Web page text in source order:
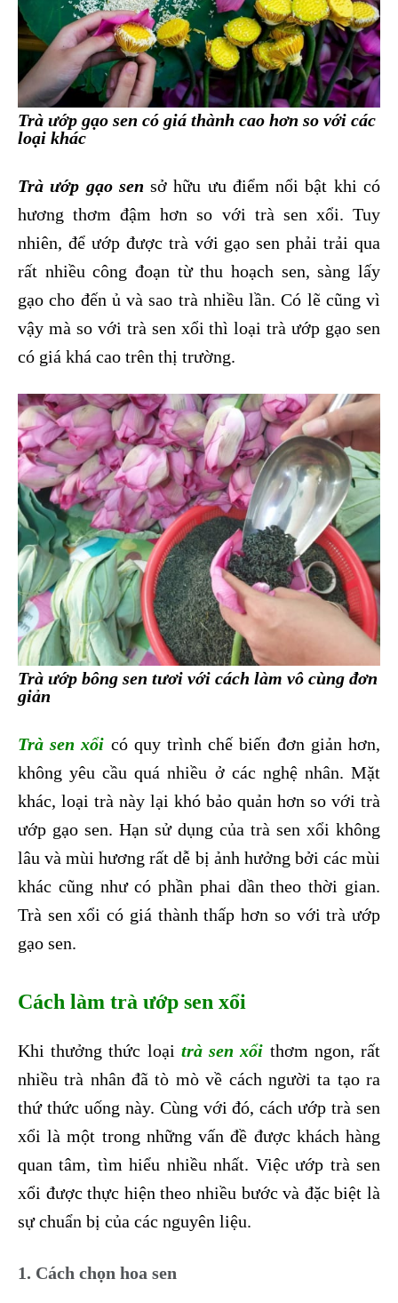
Trà ướp gạo sen có giá thành cao hơn so với các
loại khác
Trà ướp gạo sen sở hữu ưu điểm nổi bật khi có
hương thơm đậm hơn so với trà sen xổi. Tuy
nhiên, để ướp được trà với gạo sen phải trải qua
rất nhiều công đoạn từ thu hoạch sen, sàng lấy
gạo cho đến ủ và sao trà nhiều lần. Có lẽ cũng vì
vậy mà so với trà sen xổi thì loại trà ướp gạo sen
có giá khá cao trên thị trường.
Trà ướp bông sen tươi với cách làm vô cùng đơn
giản
Trà sen xổi có quy trình chế biến đơn giản hơn,
không yêu cầu quá nhiều ở các nghệ nhân. Mặt
khác, loại trà này lại khó bảo quản hơn so với trà
ướp gạo sen. Hạn sử dụng của trà sen xổi không
lâu và mùi hương rất dễ bị ảnh hưởng bởi các mùi
khác cũng như có phần phai dần theo thời gian.
Trà sen xổi có giá thành thấp hơn so với trà ướp
gạo sen.
Cách làm trà ướp sen xổi
Khi thưởng thức loại trà sen xổi thơm ngon, rất
nhiều trà nhân đã tò mò về cách người ta tạo ra
thứ thức uống này. Cùng với đó, cách ướp trà sen
xổi là một trong những vấn đề được khách hàng
quan tâm, tìm hiểu nhiều nhất. Việc ướp trà sen
xổi được thực hiện theo nhiều bước và đặc biệt là
sự chuẩn bị của các nguyên liệu.
1. Cách chọn hoa sen